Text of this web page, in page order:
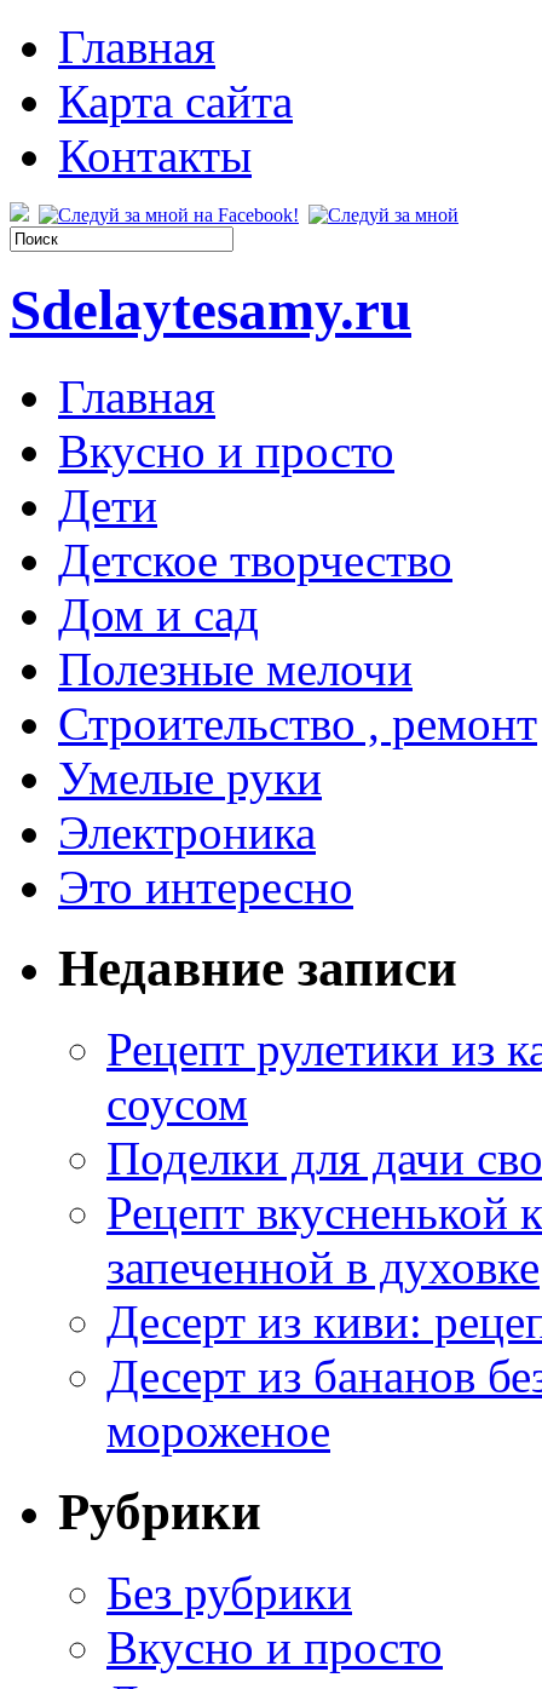
Главная
Карта сайта
Контакты
Sdelaytesamy.ru
Главная
Вкусно и просто
Дети
Детское творчество
Дом и сад
Полезные мелочи
Строительство , ремонт
Умелые руки
Электроника
Это интересно
Недавние записи
Рецепт рулетики из
соусом
Поделки для дачи
Рецепт
запеченной в духовке
Десерт из киви:
Десерт из бананов
мороженое
Рубрики
Без рубрики
Вкусно и просто